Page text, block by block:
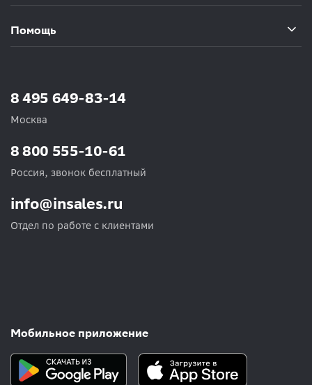
Помощь
8 495 649-83-14
Москва
info@insales.ru
Отдел по работе с клиентами
8 800 555-10-61
Россия, звонок бесплатный
Мобильное приложение